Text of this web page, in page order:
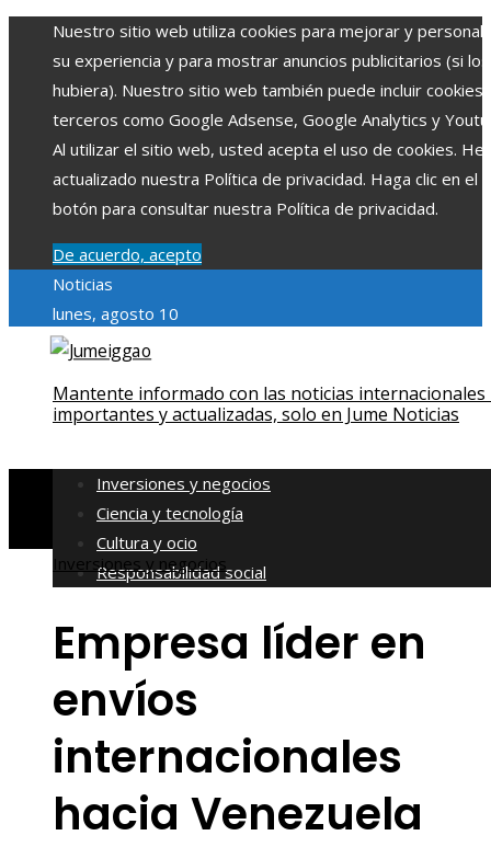
Nuestro sitio web utiliza cookies para mejorar y
su experiencia y para mostrar anuncios publicitarios (si los
hubiera). Nuestro sitio web también puede incluir cookies
terceros como Google Adsense, Google Analytics y
Al utilizar el sitio web, usted acepta el uso de cookies.
actualizado nuestra Política de privacidad. Haga clic en el
botón para consultar nuestra Política de privacidad.
De acuerdo, acepto
Noticias
lunes, agosto 10
Mantente informado con las noticias internacionales
importantes y actualizadas, solo en Jume Noticias
Inversiones y negocios
Ciencia y tecnología
Cultura y ocio
Responsabilidad social
Inversiones y negocios
Empresa líder en
envíos
internacionales
hacia Venezuela